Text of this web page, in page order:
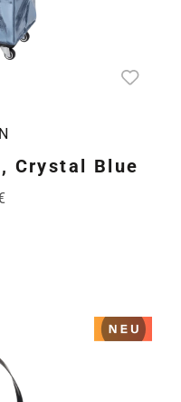
Crystal Blue